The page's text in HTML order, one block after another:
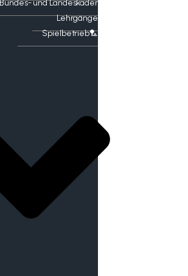
Bundes- und Landeskader
Lehrgänge
Spielbetrieb🏸